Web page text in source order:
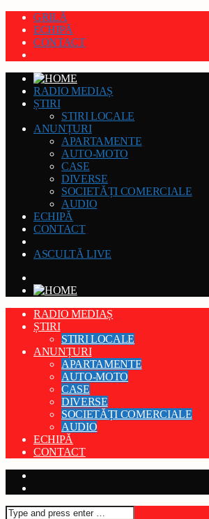
GRILĂ
ECHIPĂ
CONTACT
RADIO MEDIAȘ
ȘTIRI
STIRI LOCALE
ANUNȚURI
APARTAMENTE
AUTO-MOTO
CASE
DIVERSE
SOCIETĂȚI COMERCIALE
AUDIO
ECHIPĂ
CONTACT
ASCULTĂ LIVE
RADIO MEDIAȘ
ȘTIRI
STIRI LOCALE
ANUNȚURI
APARTAMENTE
AUTO-MOTO
CASE
DIVERSE
SOCIETĂȚI COMERCIALE
AUDIO
ECHIPĂ
CONTACT